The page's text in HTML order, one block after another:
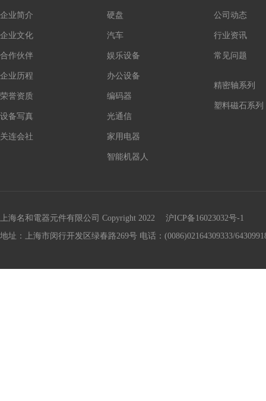
企业简介
企业文化
合作伙伴
企业历程
荣誉资质
设备写真
关连会社
硬盘
汽车
娱乐设备
办公设备
编码器
光通信
家用电器
智能机器人
公司动态
行业资讯
常见问题
精密轴系列
塑料磁石系列
上海名和電器元件有限公司 Copyright 2022 沪ICP备16023032号-1
地址：上海市闵行开发区绿春路269号 电话：(0086)02164309333/